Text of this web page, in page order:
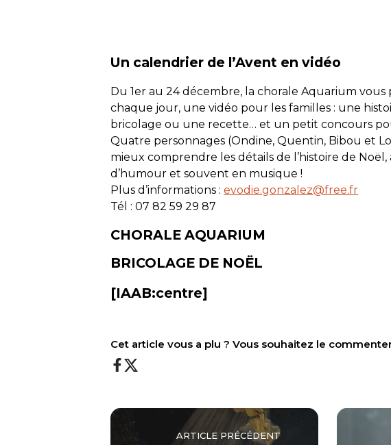
Un calendrier de l’Avent en vidéo
Du 1er au 24 décembre, la choraleAquarium vous
chaque jour, une vidéo pour les familles : une
bricolage ou une recette… et un petit concours
Quatre personnages (Ondine, Quentin, Bibou et
mieux comprendre les détails de l’histoire de
d’humour et souvent en musique !
Plus d’informations :evodie.gonzalez@free.fr
Tél : 07 82 59 29 87
CHORALE AQUARIUM
BRICOLAGE DE NOËL
[IAAB:centre]
Cet article vous a plu ? Vous souhaitez le
ARTICLE PRÉCÉDENT